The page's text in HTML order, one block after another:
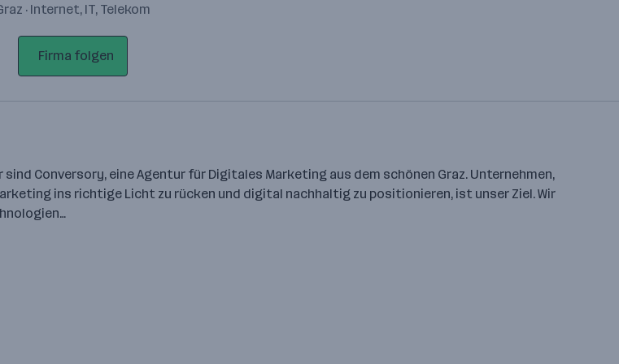
· Internet, IT, Telekom
Firma folgen
Conversory, eine Agentur für Digitales Marketing aus dem schönen Graz. Unternehmen,
ins richtige Licht zu rücken und digital nachhaltig zu positionieren, ist unser Ziel. Wir